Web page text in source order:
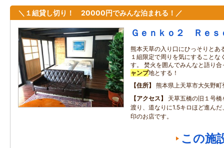
＼１組貸し切り！ 20000円でみんな泊まれる！／
Ｇｅｎｋｏ２ Ｒｅｓ
熊本天草の入り口にひっそりとあ
１組限定で周りを気にすることな
す。 焚火を囲んでみんなと語り
ャンプ地とする！
住所
熊本県上天草市大矢野町
アクセス
天草五橋の旧１号
渡り、道なりに1.5キロほど進ん
印のお店です。
この施